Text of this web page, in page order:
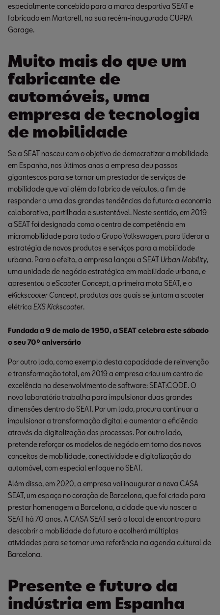
especialmente concebido para a marca desportiva SEAT e
fabricado em Martorell, na sua recém-inaugurada CUPRA
Garage.
Muito mais do que um
fabricante de
automóveis, uma
empresa de tecnologia
de mobilidade
Se a SEAT nasceu com o objetivo de democratizar a mobilidade
em Espanha, nos últimos anos a empresa deu passos
gigantescos para se tornar um prestador de serviços de
mobilidade que vai além do fabrico de veículos, a fim de
responder a uma das grandes tendências do futuro: a economia
colaborativa, partilhada e sustentável. Neste sentido, em 2019
a SEAT foi designada como o centro de competência em
micromobilidade para todo o Grupo Volkswagen, para liderar a
estratégia de novos produtos e serviços para a mobilidade
urbana. Para o efeito, a empresa lançou a SEAT Urban Mobility,
uma unidade de negócio estratégica em mobilidade urbana, e
apresentou oeScooter Concept, a primeira mota SEAT, e o
eKickscooter Concept, produtos aos quais se juntam a scooter
elétrica EXS Kickscooter.
Fundada a 9 de maio de 1950, a SEAT celebra este sábado
o seu 70º aniversário
Por outro lado, como exemplo desta capacidade de reinvenção
e transformação total, em 2019 a empresa criou um centro de
excelência no desenvolvimento de software: SEAT:CODE. O
novo laboratório trabalha para impulsionar duas grandes
dimensões dentro do SEAT. Por um lado, procura continuar a
impulsionar a transformação digital e aumentar a eficiência
através da digitalização dos processos. Por outro lado,
pretende reforçar os modelos de negócio em torno dos novos
conceitos de mobilidade, conectividade e digitalização do
automóvel, com especial enfoque no SEAT.
Além disso, em 2020, a empresa vai inaugurar a nova CASA
SEAT, um espaço no coração de Barcelona, que foi criado para
prestar homenagem a Barcelona, a cidade que viu nascer a
SEAT há 70 anos. A CASA SEAT será o local de encontro para
descobrir a mobilidade do futuro e acolherá múltiplas
atividades para se tornar uma referência na agenda cultural de
Barcelona.
Presente e futuro da
indústria em Espanha